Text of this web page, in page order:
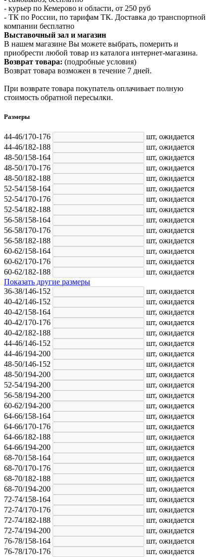
- курьер по Кемерово и области, от 250 руб
- ТК по России, по тарифам ТК. Доставка до транспортной
компании бесплатно
Выставочный зал и магазин
В нашем магазине Вы можете выбрать, померить и
приобрести любой товар из каталога интернет-магазина.
Возврат товара: (подробные условия)
Возврат товара возможен в течение 7 дней.
При возврате товара покупатель оплачивает полную
стоимость обратной пересылки.
Размеры
44-46/170-176 шт, ожидается
44-46/182-188
шт, ожидается
48-50/158-164
шт, ожидается
48-50/170-176
шт, ожидается
48-50/182-188
шт, ожидается
52-54/158-164
шт, ожидается
52-54/170-176
шт, ожидается
52-54/182-188
шт, ожидается
56-58/158-164
шт, ожидается
56-58/170-176
шт, ожидается
56-58/182-188
шт, ожидается
60-62/158-164
шт, ожидается
60-62/170-176
шт, ожидается
60-62/182-188
шт, ожидается
Показать другие размеры
36-38/146-152
шт, ожидается
40-42/146-152
шт, ожидается
40-42/158-164
шт, ожидается
40-42/170-176
шт, ожидается
40-42/182-188
шт, ожидается
44-46/146-152
шт, ожидается
44-46/194-200
шт, ожидается
48-50/146-152
шт, ожидается
48-50/194-200
шт, ожидается
52-54/194-200
шт, ожидается
56-58/194-200
шт, ожидается
60-62/194-200
шт, ожидается
64-66/158-164
шт, ожидается
64-66/170-176
шт, ожидается
64-66/182-188
шт, ожидается
64-66/194-200
шт, ожидается
68-70/158-164
шт, ожидается
68-70/170-176
шт, ожидается
68-70/182-188
шт, ожидается
68-70/194-200
шт, ожидается
72-74/158-164
шт, ожидается
72-74/170-176
шт, ожидается
72-74/182-188
шт, ожидается
72-74/194-200
шт, ожидается
76-78/158-164
шт, ожидается
76-78/170-176
шт, ожидается